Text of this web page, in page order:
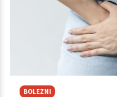
BOLEZNI